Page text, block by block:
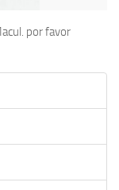
por favor